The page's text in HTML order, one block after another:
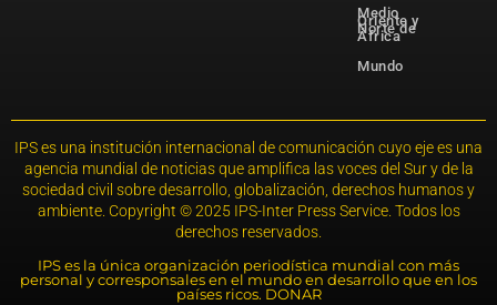
Medio
Oriente y
Norte de
África
Mundo
IPS es una institución internacional de comunicación cuyo eje es una
agencia mundial de noticias que amplifica las voces del Sur y de la
sociedad civil sobre desarrollo, globalización, derechos humanos y
ambiente. Copyright © 2025 IPS-Inter Press Service. Todos los
derechos reservados.
IPS es la única organización periodística mundial con más
personal y corresponsales en el mundo en desarrollo que en los
países ricos. DONAR